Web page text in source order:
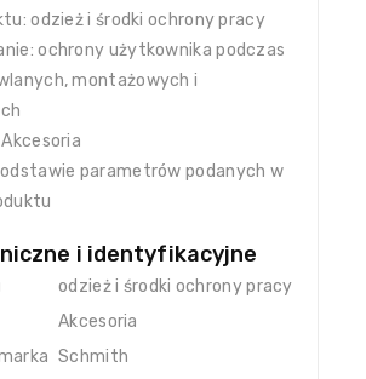
odzież i środki ochrony pracy
ochrony użytkownika podczas
montażowych i
parametrów podanych w
i identyfikacyjne
odzież i środki ochrony pracy
Akcesoria
Schmith